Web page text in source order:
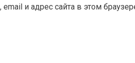
email и адрес сайта в этом